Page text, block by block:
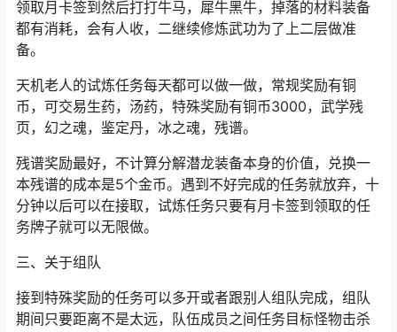
满级（皮和肉或者肉块可以去老板娘卖铜币，肉=4铜币，
皮=7铜币，肉块=12铜币，10000铜币=1金币）无极阵满
一直用黑沙抗怪就可以慢慢修炼了。
这个时候就有俩条路了，一不继续修炼武功了，每天就是
都有消耗，会有人收，二继续修炼武功为了上二层做准
备。
天机老人的试炼任务每天都可以做一做，常规奖励有铜
页，幻之魂，鉴定丹，冰之魂，残谱。
残谱奖励最好，不计算分解潜龙装备本身的价值，兑换一
本残谱的成本是5个金币。遇到不好完成的任务就放弃，十